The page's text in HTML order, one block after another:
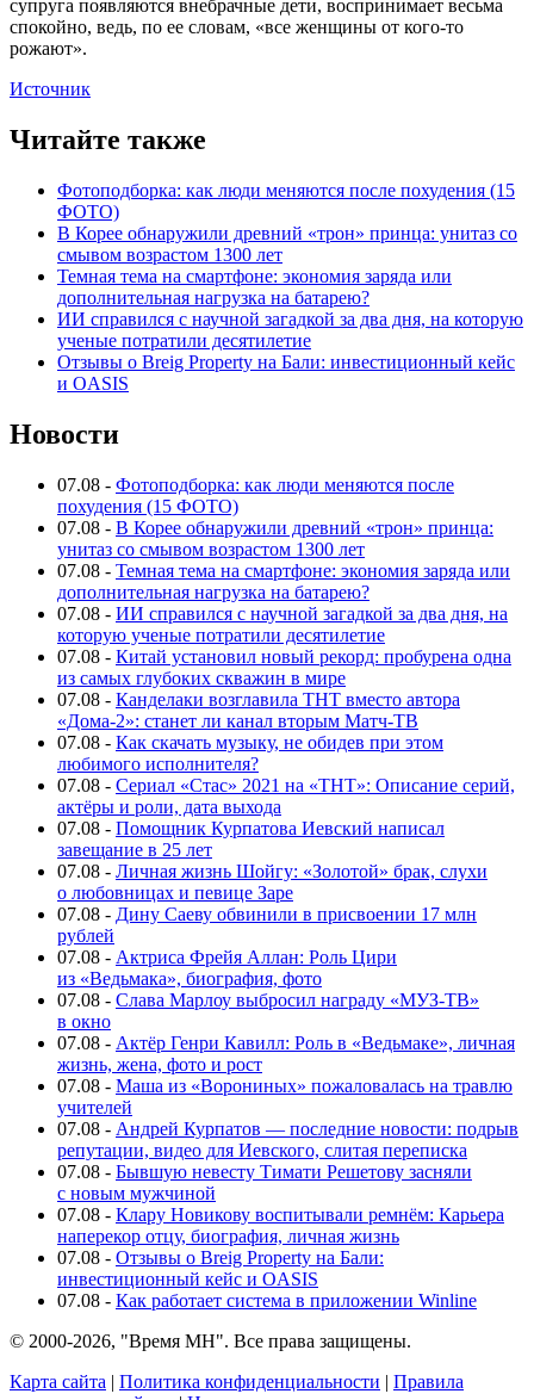
супруга появляются внебрачные дети, воспринимает весьма
спокойно, ведь, по ее словам, «все женщины от кого-то
рожают».
Источник
Читайте также
Фотоподборка: как люди меняются после похудения (15
ФОТО)
В Корее обнаружили древний «трон» принца: унитаз со
смывом возрастом 1300 лет
Темная тема на смартфоне: экономия заряда или
дополнительная нагрузка на батарею?
ИИ справился с научной загадкой за два дня, на которую
ученые потратили десятилетие
Отзывы о Breig Property на Бали: инвестиционный кейс
и OASIS
Новости
07.08 - Фотоподборка: как люди меняются после
похудения (15 ФОТО)
07.08 - В Корее обнаружили древний «трон» принца:
унитаз со смывом возрастом 1300 лет
07.08 - Темная тема на смартфоне: экономия заряда или
дополнительная нагрузка на батарею?
07.08 - ИИ справился с научной загадкой за два дня, на
которую ученые потратили десятилетие
07.08 - Китай установил новый рекорд: пробурена одна
из самых глубоких скважин в мире
07.08 - Канделаки возглавила ТНТ вместо автора
«Дома-2»: станет ли канал вторым Матч-ТВ
07.08 - Как скачать музыку, не обидев при этом
любимого исполнителя?
07.08 - Сериал «Стас» 2021 на «ТНТ»: Описание серий,
актёры и роли, дата выхода
07.08 - Помощник Курпатова Иевский написал
завещание в 25 лет
07.08 - Личная жизнь Шойгу: «Золотой» брак, слухи
о любовницах и певице Заре
07.08 - Дину Саеву обвинили в присвоении 17 млн
рублей
07.08 - Актриса Фрейя Аллан: Роль Цири
из «Ведьмака», биография, фото
07.08 - Слава Марлоу выбросил награду «МУЗ-ТВ»
в окно
07.08 - Актёр Генри Кавилл: Роль в «Ведьмаке», личная
жизнь, жена, фото и рост
07.08 - Маша из «Ворониных» пожаловалась на травлю
учителей
07.08 - Андрей Курпатов — последние новости: подрыв
репутации, видео для Иевского, слитая переписка
07.08 - Бывшую невесту Тимати Решетову засняли
с новым мужчиной
07.08 - Клару Новикову воспитывали ремнём: Карьера
наперекор отцу, биография, личная жизнь
07.08 - Отзывы о Breig Property на Бали:
инвестиционный кейс и OASIS
07.08 - Как работает система в приложении Winline
© 2000-2026, "Время МН". Все права защищены.
Карта сайта | Политика конфиденциальности | Правила